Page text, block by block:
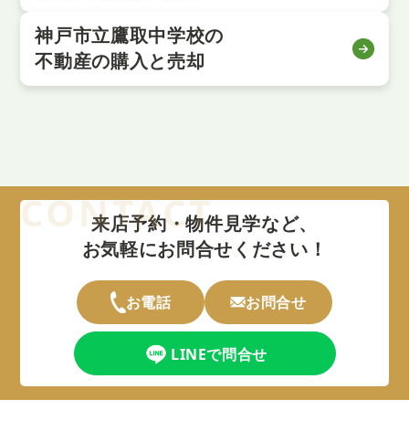
神戸市立鷹取中学校の
不動産の購入と売却
来店予約・物件見学など、
お気軽にお問合せください！
お電話 お問合せ
LINEで問合せ